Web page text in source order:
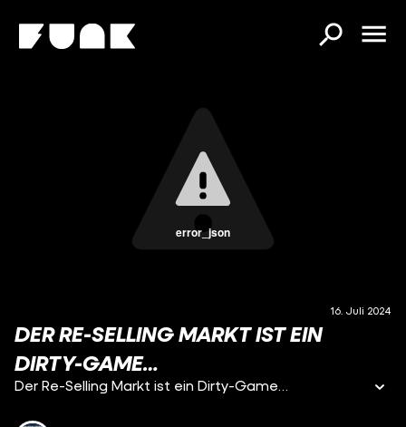
error_json
16. Juli 2024
DER RE-SELLING MARKT IST EIN
DIRTY-GAME…
Der Re-Selling Markt ist ein Dirty-Game…